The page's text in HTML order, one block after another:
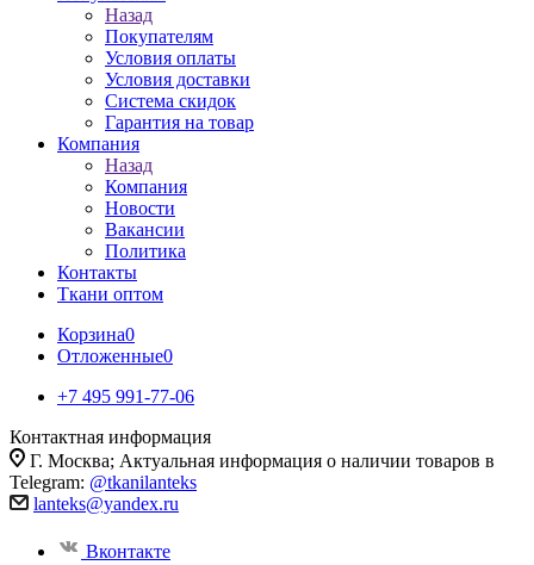
Назад
Покупателям
Условия оплаты
Условия доставки
Система скидок
Гарантия на товар
Компания
Назад
Компания
Новости
Вакансии
Политика
Контакты
Ткани оптом
Корзина0
Отложенные0
+7 495 991-77-06
Контактная информация
Г. Москва; Актуальная информация о наличии товаров в
Telegram: @tkanilanteks
lanteks@yandex.ru
Вконтакте